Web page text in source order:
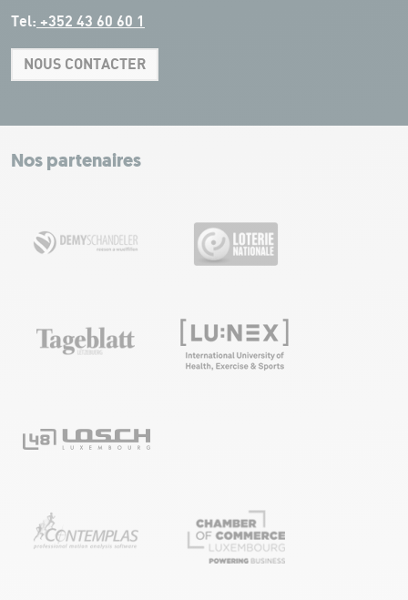
Tel: +352 43 60 60 1
NOUS CONTACTER
+
−
Leaflet|Map tiles by Carto, under CC BY 3.0. Data by OpenStreetMap, under
Nos partenaires